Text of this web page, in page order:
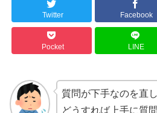
Twitter Facebook
Pocket LINE
質問が下手なのを直
どうすれば上手に質